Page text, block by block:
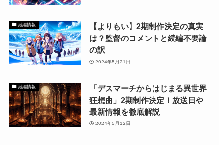
続編情報
【よりもい】2期制作決定の真実
は？監督のコメントと続編不要論
の訳
2024年5月31日
続編情報
「デスマーチからはじまる異世界
狂想曲」2期制作決定！放送日や
最新情報を徹底解説
2024年5月12日